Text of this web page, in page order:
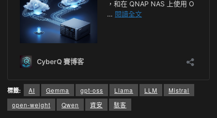
標籤: AI Gemma gpt-oss Llama LLM
Mistral
open-weight
Qwen 資安 駭客